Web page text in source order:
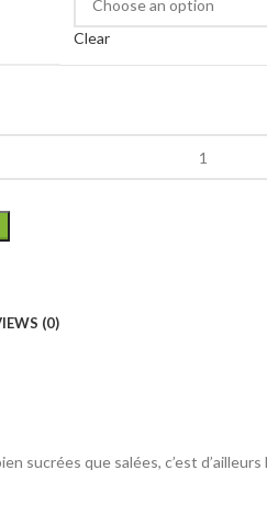
Clear
(0)
que salées, c’est d’ailleurs